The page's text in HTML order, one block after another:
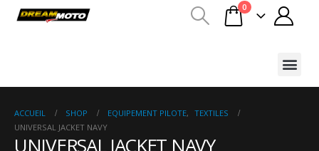
0
ACCUEIL SHOP EQUIPEMENT PILOTE, TEXTILES
UNIVERSAL JACKET NAVY
UNIVERSAL JACKET NAVY